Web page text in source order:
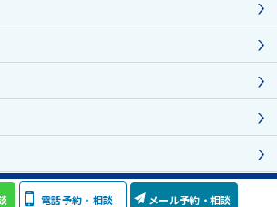
Aoyama Celes Clinic ALL RIGHTS RESERVED
電話予約・相談 メール予約・相談